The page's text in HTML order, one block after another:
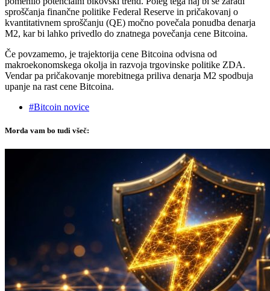
sproščanja finančne politike Federal Reserve in pričakovanj o
kvantitativnem sproščanju (QE) močno povečala ponudba denarja
M2, kar bi lahko privedlo do znatnega povečanja cene Bitcoina.
Če povzamemo, je trajektorija cene Bitcoina odvisna od
makroekonomskega okolja in razvoja trgovinske politike ZDA.
Vendar pa pričakovanje morebitnega priliva denarja M2 spodbuja
upanje na rast cene Bitcoina.
#Bitcoin novice
Morda vam bo tudi všeč: